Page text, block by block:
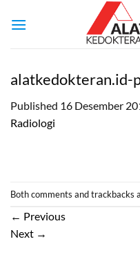
alatkedokteran.id-
Published 16 Desember
Radiologi
Both comments and trackbacks
← Previous
Next →